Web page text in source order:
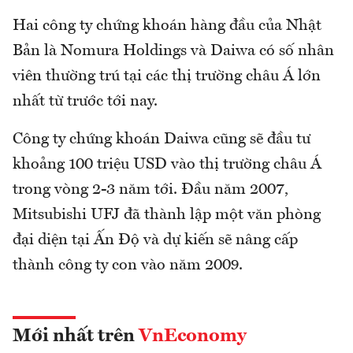
Hai công ty chứng khoán hàng đầu của Nhật
Bản là Nomura Holdings và Daiwa có số nhân
viên thường trú tại các thị trường châu Á lớn
nhất từ trước tới nay.
Công ty chứng khoán Daiwa cũng sẽ đầu tư
khoảng 100 triệu USD vào thị trường châu Á
trong vòng 2-3 năm tới. Đầu năm 2007,
Mitsubishi UFJ đã thành lập một văn phòng
đại diện tại Ấn Độ và dự kiến sẽ nâng cấp
thành công ty con vào năm 2009.
Mới nhất trên VnEconomy